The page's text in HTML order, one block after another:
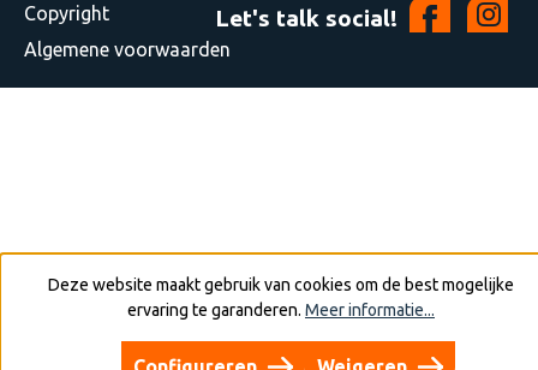
Copyright Let's talk social!
Algemene voorwaarden
Deze website maakt gebruik van cookies om de best mogelijke
ervaring te garanderen. Meer informatie...